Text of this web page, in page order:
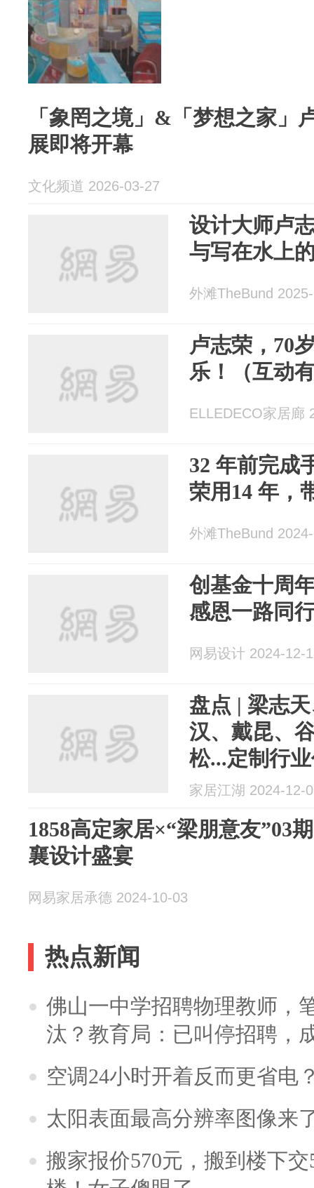
「象罔之境」&「梦想之家」
展即将开幕
文化频道 2026-03-27
设计大师卢
与写在水上
外滩TheBund
卢志荣，70
乐！（互动
ELLEDECO家居廊
32 年前完成
荣用14 年，
外滩TheBund
创基金十周
感恩一路同
网易设计 2024-12-
盘点 | 梁志
汉、戴昆、
松...定制行
家居江湖 2024-12-
1858高定家居×“梁朋意友”03
襄设计盛宴
网易家居承德 2024-10-03
热点新闻
佛山一中学招聘物理教师，
汰？教育局：已叫停招聘，
空调24小时开着反而更省电
太阳表面最高分辨率图像来
搬家报价570元，搬到楼下